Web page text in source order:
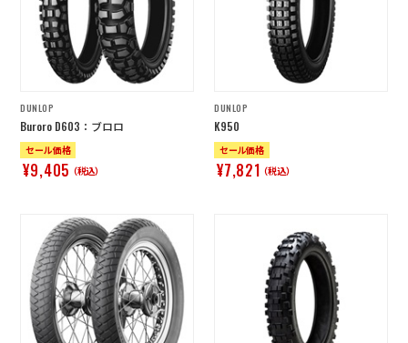
DUNLOP
Buroro D603：ブロロ
セール価格
¥9,405（税込）
DUNLOP
K950
セール価格
¥7,821 （税込）